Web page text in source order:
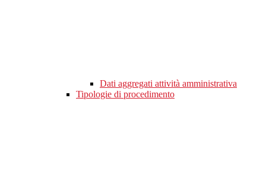
Dati aggregati attività amministrativa
Tipologie di procedimento